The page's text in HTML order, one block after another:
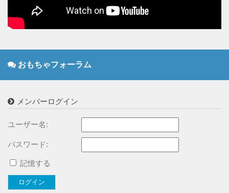
おもちゃフォーラム
メンバーログイン
ユーザー名:
パスワード:
記憶する
ログイン